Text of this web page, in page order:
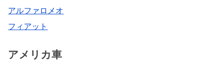
アルファロメオ
フィアット
アメリカ車